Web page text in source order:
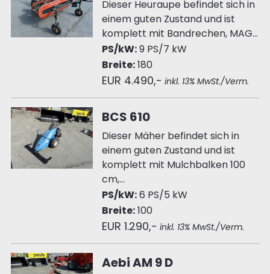
Dieser Heuraupe befindet sich in
einem guten Zustand und ist
komplett mit Bandrechen, MAG...
PS/kW:9 PS/7 kW
Breite:180
EUR 4.490,- inkl. 13% MwSt./Verm.
BCS 610
Dieser Mäher befindet sich in
einem guten Zustand und ist
komplett mit Mulchbalken 100
cm,...
PS/kW:6 PS/5 kW
Breite:100
EUR 1.290,- inkl. 13% MwSt./Verm.
Aebi AM 9 D